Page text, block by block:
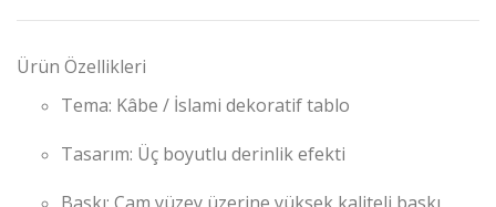
Ürün Özellikleri
Tema: Kâbe / İslami dekoratif tablo
Tasarım: Üç boyutlu derinlik efekti